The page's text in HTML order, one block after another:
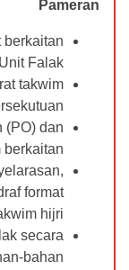
Pameran
berkaitan
Unit Falak.
takwim
(PO) dan
format
hijri.
secara
bahan